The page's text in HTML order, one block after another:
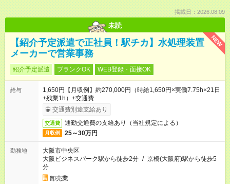
掲載日：2026.08.09
未読
NEW
【紹介予定派遣で正社員！駅チカ】水処理装置
メーカーで営業事務
紹介予定派遣 ブランクOK WEB登録・面接OK
給与
1,650円【月収例】約270,000円（時給1,650円×実働7.75h×21日
+残業1h）+交通費
交通費別途支給あり
交通費 通勤交通費の支給あり（当社規定による）
月収例 25～30万円
勤務地
大阪市中央区
大阪ビジネスパーク駅から徒歩2分 / 京橋(大阪府)駅から徒歩5
分
卸売業